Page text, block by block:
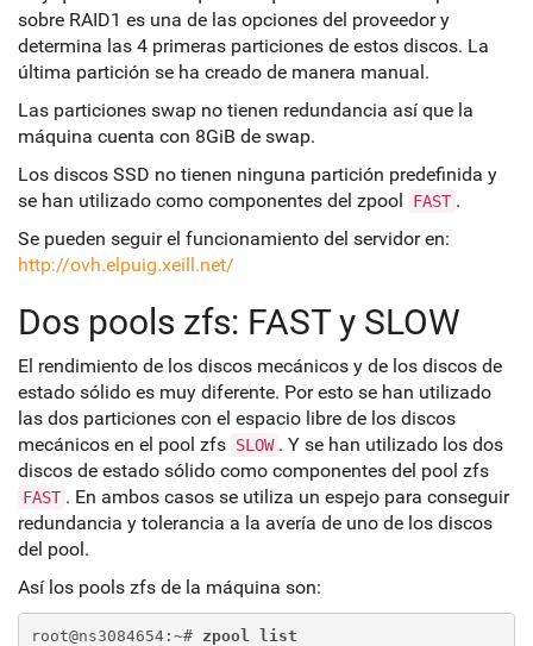
sobre RAID1 es una de las opciones del proveedor y
determina las 4 primeras particiones de estos discos. La
última partición se ha creado de manera manual.
Las particiones swap no tienen redundancia así que la
máquina cuenta con 8GiB de swap.
Los discos SSD no tienen ninguna partición predefinida y
se han utilizado como componentes del zpool
FAST .
Se pueden seguir el funcionamiento del servidor en:
http://ovh.elpuig.xeill.net/
Dos pools zfs: FAST y SLOW
El rendimiento de los discos mecánicos y de los discos de
estado sólido es muy diferente. Por esto se han utilizado
las dos particiones con el espacio libre de los discos
mecánicos en el pool zfs SLOW . Y se han utilizado los dos
discos de estado sólido como componentes del pool zfs
FAST . En ambos casos se utiliza un espejo para conseguir
redundancia y tolerancia a la avería de uno de los discos
del pool.
Así los pools zfs de la máquina son:
root@ns3084654:~# zpool list